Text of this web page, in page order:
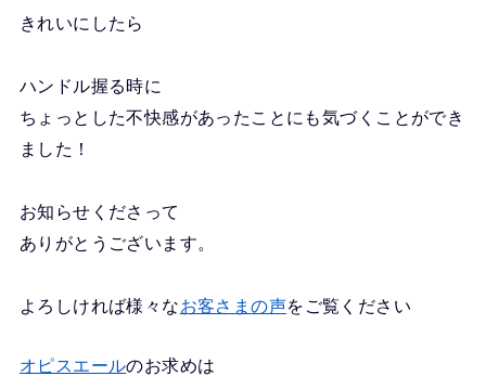
きれいにしたら
ハンドル握る時に
ちょっとした不快感があったことにも気づくことができ
ました！
お知らせくださって
ありがとうございます。
よろしければ様々な お客さまの声をご覧ください
オピスエールのお求めは